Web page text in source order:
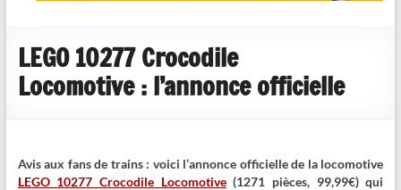
reviews
LEGO 10277 Crocodile
Locomotive : l’annonce officielle
Avis aux fans de trains : voici l’annonce officielle de la locomotive
LEGO 10277 Crocodile Locomotive(1271 pièces, 99,99€) qui